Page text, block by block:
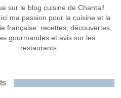
*
sur le blog cuisine de Chantal!
ma passion pour la cuisine et la
française: recettes, découvertes,
gourmandes et avis sur les
restaurants